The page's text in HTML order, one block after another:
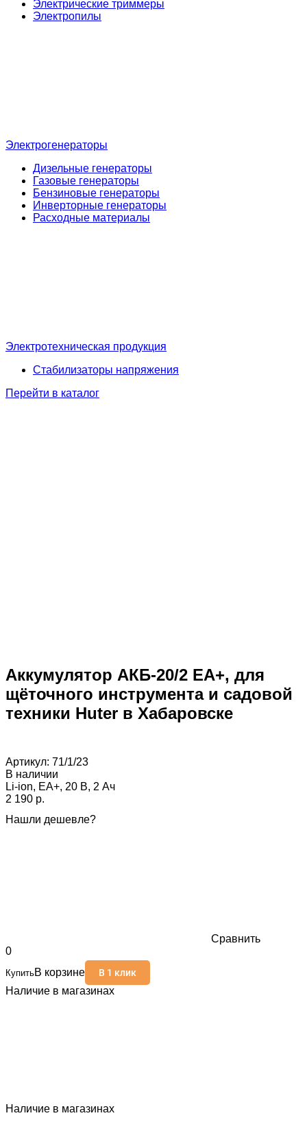
Электрические триммеры
Электропилы
Электрогенераторы
Дизельные генераторы
Газовые генераторы
Бензиновые генераторы
Инверторные генераторы
Расходные материалы
Электротехническая продукция
Стабилизаторы напряжения
Перейти в каталог
Аккумулятор АКБ-20/2 ЕА+, для
щёточного инструмента и садовой
техники Huter в Хабаровске
Артикул: 71/1/23
В наличии
Li-ion, EA+, 20 В, 2 Ач
2 190 p.
Нашли дешевле?
Сравнить
0
КупитьВ корзине В 1 клик
Наличие в магазинах
Наличие в магазинах